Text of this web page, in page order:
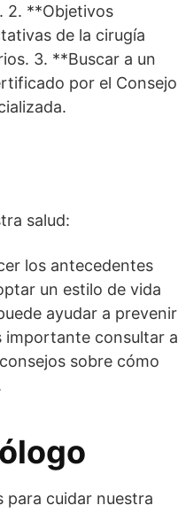
2. **Objetivos
de la cirugía
3. **Buscar a un
por el Consejo
salud:
los antecedentes
un estilo de vida
ayudar a prevenir
importante consultar a
sobre cómo
para cuidar nuestra